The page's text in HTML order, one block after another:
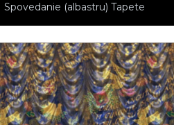
Spovedanie (albastru) Tapete